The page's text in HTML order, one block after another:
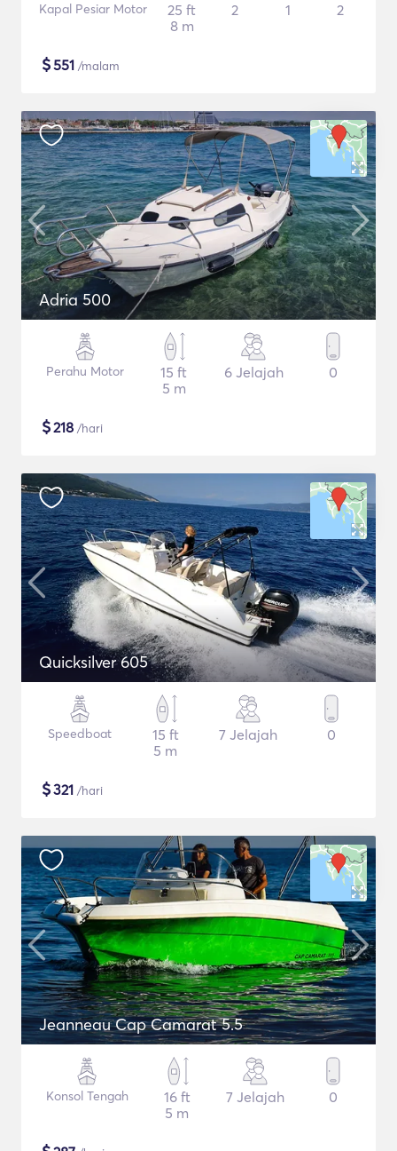
Kapal Pesiar Motor
25 ft
8 m
2 1 2
$551 /malam
Adria 500
Perahu Motor
15 ft
5 m
6 Jelajah 0
$218 /hari
Quicksilver 605
Speedboat
15 ft
5 m
7 Jelajah 0
$321 /hari
Jeanneau Cap Camarat 5.5
Konsol Tengah
16 ft
5 m
7 Jelajah 0